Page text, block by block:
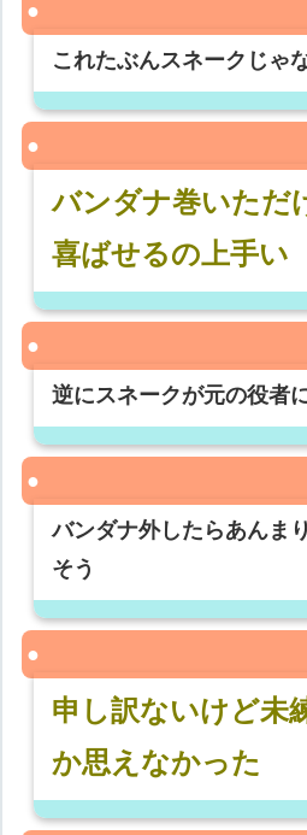
これたぶんスネークじゃ
バンダナ巻いただ
喜ばせるの上手い
逆にスネークが元の役者
バンダナ外したらあんま
そう
申し訳ないけど未
か思えなかった